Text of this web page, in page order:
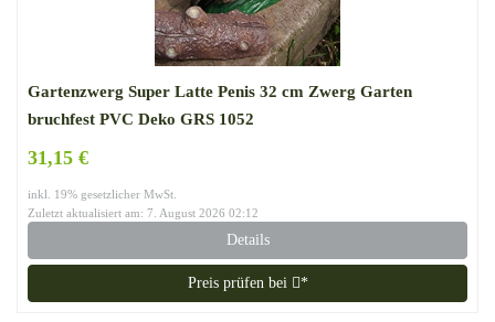
Gartenzwerg Super Latte Penis 32 cm Zwerg Garten
bruchfest PVC Deko GRS 1052
31,15 €
inkl. 19% gesetzlicher MwSt.
Zuletzt aktualisiert am: 7. August 2026 02:12
Details
Preis prüfen bei *